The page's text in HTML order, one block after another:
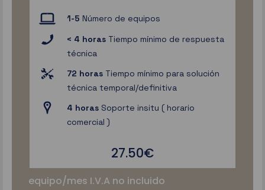
1-5 Número de equipos
< 4 horas Tiempo mínimo de respuesta
técnica
72 horas Tiempo mínimo para solución
técnica temporal/definitiva
4 horas Soporte insitu ( horario
comercial )
27.50€
equipo/mes I.V.A no incluido